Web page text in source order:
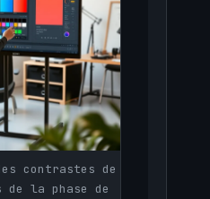
contrastes de
la phase de